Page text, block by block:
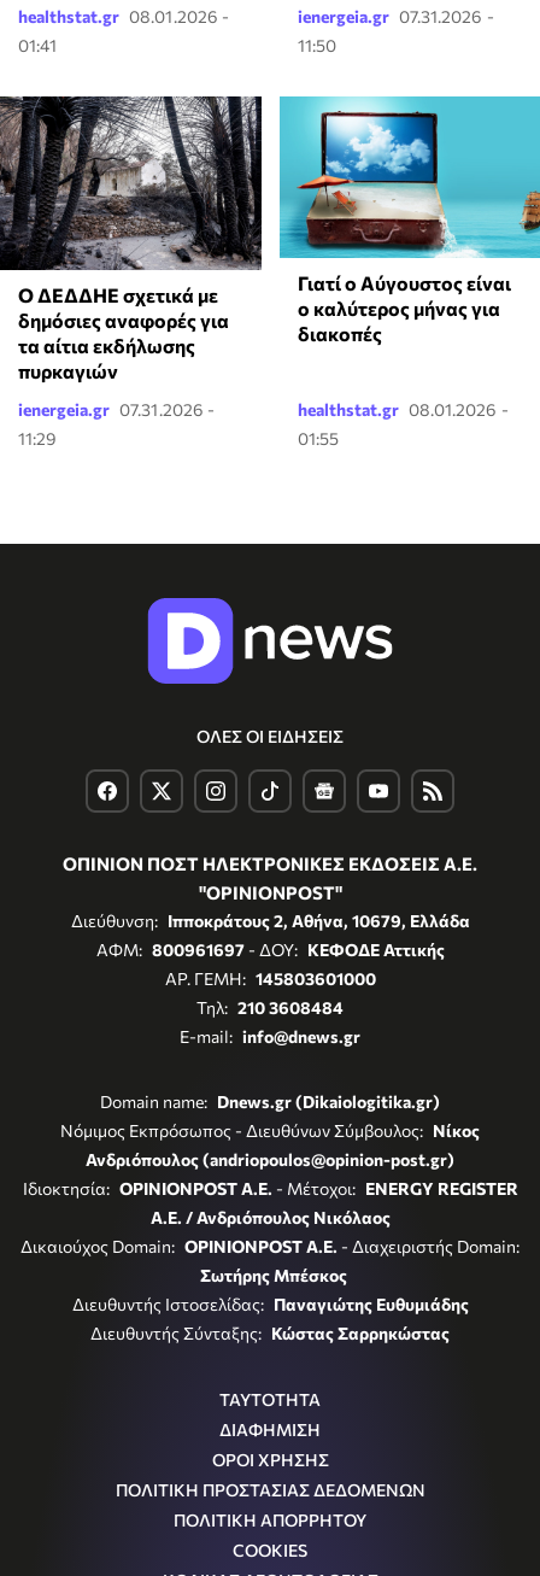
healthstat.gr 08.01.2026 -
01:41
ienergeia.gr 07.31.2026 -
11:50
Ο ΔΕΔΔΗΕ σχετικά με
δημόσιες αναφορές για
τα αίτια εκδήλωσης
πυρκαγιών
ienergeia.gr 07.31.2026 -
11:29
Γιατί ο Αύγουστος είναι
ο καλύτερος μήνας για
διακοπές
healthstat.gr 08.01.2026 -
01:55
ΟΛΕΣ ΟΙ ΕΙΔΗΣΕΙΣ
ΟΠΙΝΙΟΝ ΠΟΣΤ ΗΛΕΚΤΡΟΝΙΚΕΣ ΕΚΔΟΣΕΙΣ Α.Ε.
"OPINIONPOST"
Διεύθυνση: Ιπποκράτους 2, Αθήνα, 10679, Ελλάδα
ΑΦΜ: 800961697- ΔΟΥ: ΚΕΦΟΔΕ Αττικής
ΑΡ. ΓΕΜΗ: 145803601000
Τηλ: 210 3608484
E-mail: info@dnews.gr
Domain name: Dnews.gr (Dikaiologitika.gr)
Νόμιμος Εκπρόσωπος - Διευθύνων Σύμβουλος: Νίκος
Ανδριόπουλος (andriopoulos@opinion-post.gr)
Ιδιοκτησία: OPINIONPOST A.E. - Μέτοχοι: ENERGY REGISTER
Α.Ε. / Ανδριόπουλος Νικόλαος
Δικαιούχος Domain: OPINIONPOST A.E. - Διαχειριστής Domain:
Σωτήρης Μπέσκος
Διευθυντής Ιστοσελίδας: Παναγιώτης Ευθυμιάδης
Διευθυντής Σύνταξης: Κώστας Σαρρηκώστας
ΤΑΥΤΟΤΗΤΑ
ΔΙΑΦΗΜΙΣΗ
ΟΡΟΙ ΧΡΗΣΗΣ
ΠΟΛΙΤΙΚΗ ΠΡΟΣΤΑΣΙΑΣ ΔΕΔΟΜΕΝΩΝ
ΠΟΛΙΤΙΚΗ ΑΠΟΡΡΗΤΟΥ
COOKIES